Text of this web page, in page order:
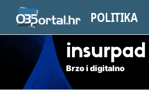
POLITIKA
insurpad
Brzo i digitalno